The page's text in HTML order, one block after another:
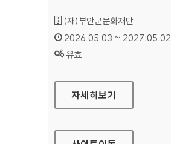
기관명 :
(재)부안군문화재단
인증기간 :
2026.05.03 ~ 2027.05.02
상태 :
유효
부안군문화재단
자세히보기